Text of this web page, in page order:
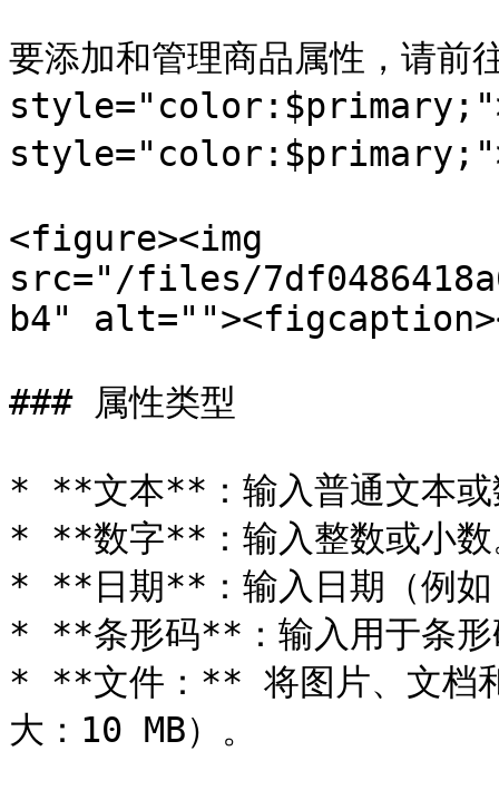
要添加和管理商品属性，请前
<figure><img
src="/files/
b4"
### 属性类型
* **文本**：输入普通文本或
* **数字**：输入整数或小数
* **日期**：输入日期（例
* **条形码**：输入用于条形
* **文件：** 将图片、文档
大：10 MB）。